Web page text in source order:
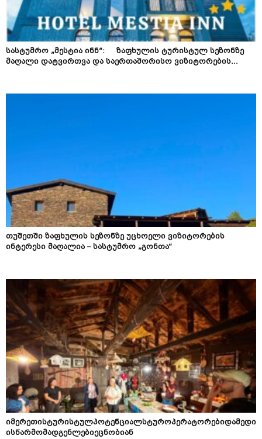
სასტუმრო „მესტია ინნ“: ზაფხულის ტურისტულ სეზონზე
მაღალი დატვირთვა და საერთაშორისო ვიზიტორების...
თუშეთში ზაფხულის სეზონზე უცხოელი ვიზიტორების
ინტერესი მაღალია – სასტუმრო „გონთა“
იმერეთისტურისტულპოტენციალსტუროპერატორებიდამედი
ისწარმომადგენლებიეცნობიან